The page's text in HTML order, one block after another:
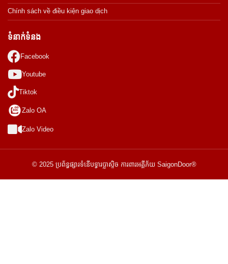
Chính sách về điều kiện giao dịch
ទំនាក់ទំនង
Facebook
Youtube
Tiktok
Zalo OA
Zalo Video
© 2025 ប្រព័ន្ធផ្សារទំនើបទ្វារប្លាស្ទិច ការពារអគ្គីភ័យ SaigonDoor®